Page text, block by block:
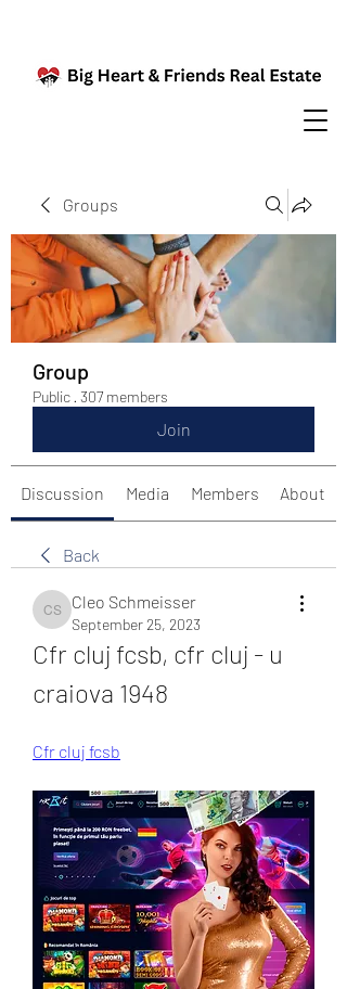
Groups
Group
Public · 307 members
Join
Discussion Media Members About
Back
Cleo Schmeisser
Cleo Schmeisser
September 25, 2023
Cfr cluj fcsb, cfr cluj - u
craiova 1948
Cfr cluj fcsb